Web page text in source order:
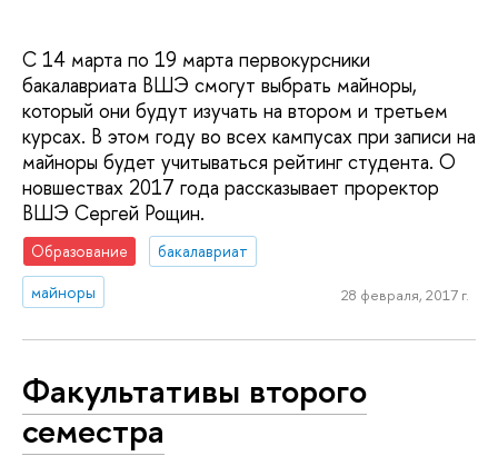
С 14 марта по 19 марта первокурсники
бакалавриата ВШЭ смогут выбрать майноры,
который они будут изучать на втором и третьем
курсах. В этом году во всех кампусах при записи на
майноры будет учитываться рейтинг студента. О
новшествах 2017 года рассказывает проректор
ВШЭ Сергей Рощин.
Образование
бакалавриат
майноры
28 февраля, 2017 г.
Факультативы второго
семестра